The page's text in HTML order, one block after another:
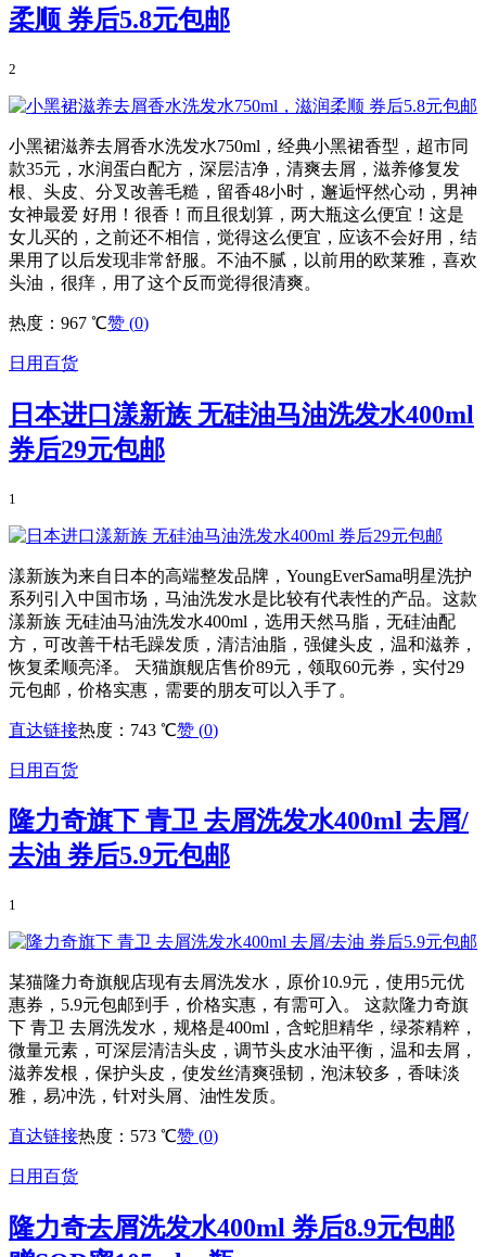
柔顺 券后5.8元包邮
2
小黑裙滋养去屑香水洗发水750ml，经典小黑裙香型，超市同
款35元，水润蛋白配方，深层洁净，清爽去屑，滋养修复发
根、头皮、分叉改善毛糙，留香48小时，邂逅怦然心动，男神
女神最爱 好用！很香！而且很划算，两大瓶这么便宜！这是
女儿买的，之前还不相信，觉得这么便宜，应该不会好用，结
果用了以后发现非常舒服。不油不腻，以前用的欧莱雅，喜欢
头油，很痒，用了这个反而觉得很清爽。
热度：967 ℃赞 (0)
日用百货
日本进口漾新族 无硅油马油洗发水400ml
券后29元包邮
1
漾新族为来自日本的高端整发品牌，YoungEverSama明星洗护
系列引入中国市场，马油洗发水是比较有代表性的产品。这款
漾新族 无硅油马油洗发水400ml，选用天然马脂，无硅油配
方，可改善干枯毛躁发质，清洁油脂，强健头皮，温和滋养，
恢复柔顺亮泽。 天猫旗舰店售价89元，领取60元券，实付29
元包邮，价格实惠，需要的朋友可以入手了。
直达链接热度：743 ℃赞 (0)
日用百货
隆力奇旗下 青卫 去屑洗发水400ml 去屑/
去油 券后5.9元包邮
1
某猫隆力奇旗舰店现有去屑洗发水，原价10.9元，使用5元优
惠券，5.9元包邮到手，价格实惠，有需可入。 这款隆力奇旗
下 青卫 去屑洗发水，规格是400ml，含蛇胆精华，绿茶精粹，
微量元素，可深层清洁头皮，调节头皮水油平衡，温和去屑，
滋养发根，保护头皮，使发丝清爽强韧，泡沫较多，香味淡
雅，易冲洗，针对头屑、油性发质。
直达链接热度：573 ℃赞 (0)
日用百货
隆力奇去屑洗发水400ml 券后8.9元包邮